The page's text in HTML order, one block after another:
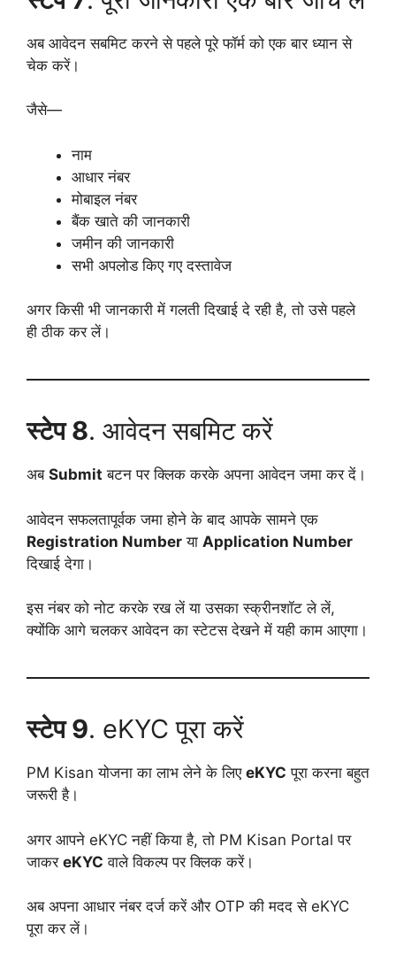
अब आवेदन सबमिट करने से पहले पूरे फॉर्म को एक बार ध्यान से
चेक करें।
जैसे—
नाम
आधार नंबर
मोबाइल नंबर
बैंक खाते की जानकारी
जमीन की जानकारी
सभी अपलोड किए गए दस्तावेज
अगर किसी भी जानकारी में गलती दिखाई दे रही है, तो उसे पहले
ही ठीक कर लें।
स्टेप 8. आवेदन सबमिट करें
अब Submit बटन पर क्लिक करके अपना आवेदन जमा कर दें।
आवेदन सफलतापूर्वक जमा होने के बाद आपके सामने एक
Registration Number या Application Number
दिखाई देगा।
इस नंबर को नोट करके रख लें या उसका स्क्रीनशॉट ले लें,
क्योंकि आगे चलकर आवेदन का स्टेटस देखने में यही काम आएगा।
स्टेप 9. eKYC पूरा करें
PM Kisan योजना का लाभ लेने के लिए eKYC पूरा करना बहुत
जरूरी है।
अगर आपने eKYC नहीं किया है, तो PM Kisan Portal पर
जाकर eKYC वाले विकल्प पर क्लिक करें।
अब अपना आधार नंबर दर्ज करें और OTP की मदद से eKYC
पूरा कर लें।